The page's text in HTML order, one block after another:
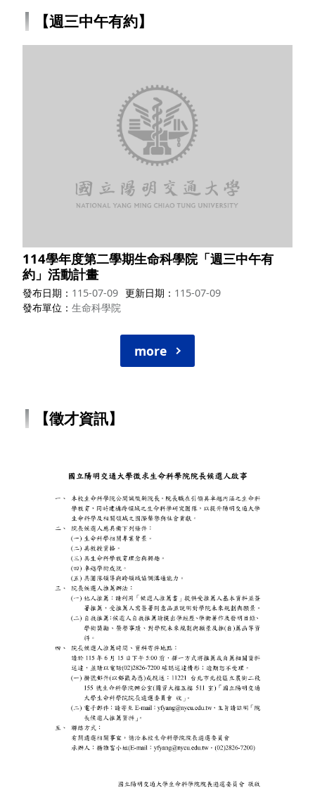
【週三中午有約】
114學年度第二學期生命科學院「週三中午有
約」活動計畫
發布日期 115-07-09 更新日期
115-07-09
發布單位
生命科學院
more
【徵才資訊】